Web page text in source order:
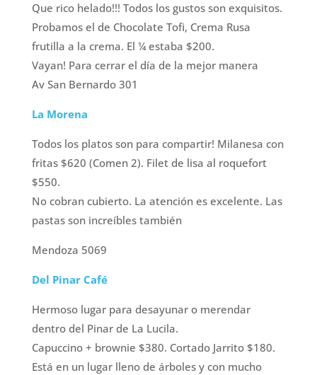
Que rico helado!!! Todos los gustos son exquisitos.
Probamos el de Chocolate Tofi, Crema Rusa
frutilla a la crema. El ¼ estaba $200.
Vayan! Para cerrar el día de la mejor manera
Av San Bernardo 301
La Morena
Todos los platos son para compartir! Milanesa con
fritas $620 (Comen 2). Filet de lisa al roquefort
$550.
No cobran cubierto. La atención es excelente. Las
pastas son increíbles también
Mendoza 5069
Del Pinar Café
Hermoso lugar para desayunar o merendar
dentro del Pinar de La Lucila.
Capuccino + brownie $380. Cortado Jarrito $180.
Está en un lugar lleno de árboles y con mucho